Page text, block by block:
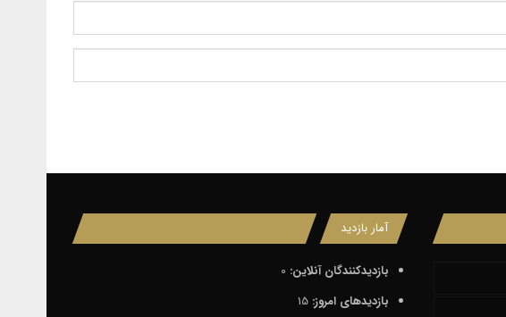
آمار بازدید
بازدیدکنندگان آنلاین: 0
بازدیدهای امروز: 15